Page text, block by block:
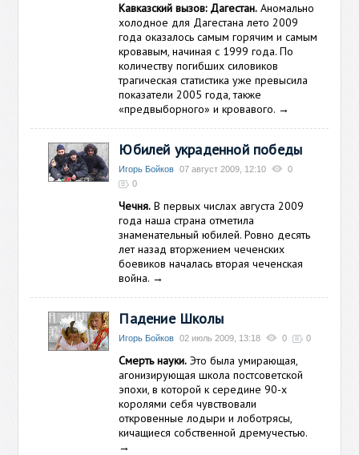
Кавказский вызов: Дагестан. Аномально
холодное для Дагестана лето 2009
года оказалось самым горячим и самым
кровавым, начиная с 1999 года. По
количеству погибших силовиков
трагическая статистика уже превысила
показатели 2005 года, также
«предвыборного» и кровавого. →
Юбилей украденной победы
Игорь Бойков 07 август 2009, 12:10
0
0
Чечня. В первых числах августа 2009
года наша страна отметила
знаменательный юбилей. Ровно десять
лет назад вторжением чеченских
боевиков началась вторая чеченская
война. →
Падение Школы
Игорь Бойков 02 июль 2009, 13:18 0 0
Смерть науки. Это была умирающая,
агонизирующая школа постсоветской
эпохи, в которой к середине 90-х
королями себя чувствовали
откровенные лодыри и лоботрясы,
кичащиеся собственной дремучестью.
→